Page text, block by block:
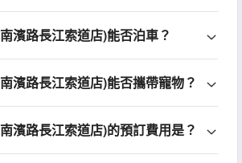
濱路長江索道店)能否泊車？
濱路長江索道店)能否攜帶寵物？
濱路長江索道店)的預訂費用是？